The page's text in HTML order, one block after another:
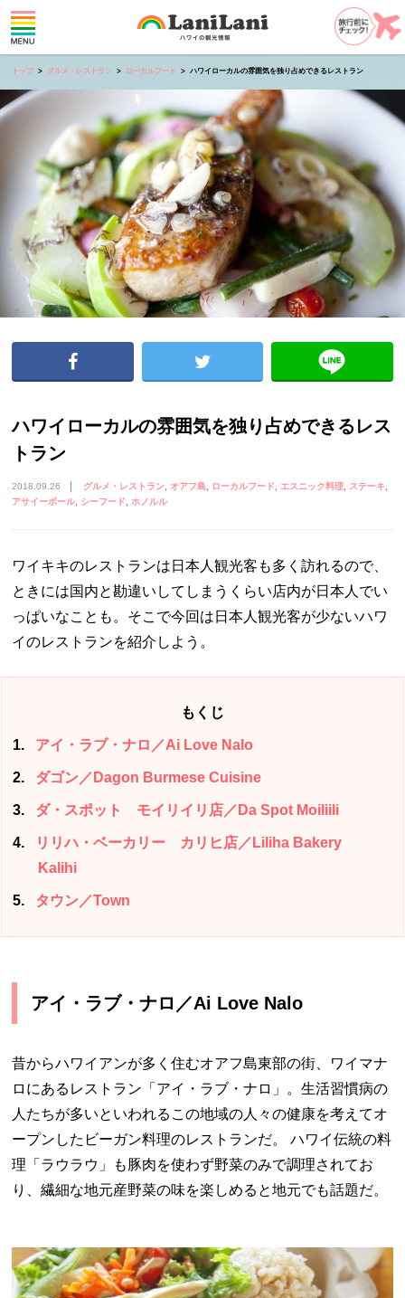
トップ グルメ・レストラン ローカルフード ハワイローカルの雰囲気を独り占めできるレストラン
ハワイローカルの雰囲気を独り占めできるレス
トラン
2018.09.26 グルメ・レストラン オアフ島 ローカルフード エスニック料理
ステーキ
アサイーボール シーフード ホノルル
ワイキキのレストランは日本人観光客も多く訪れるので、
ときには国内と勘違いしてしまうくらい店内が日本人でい
っぱいなことも。そこで今回は日本人観光客が少ないハワ
イのレストランを紹介しよう。
もくじ
1 アイ・ラブ・ナロ／Ai Love Nalo
2 ダゴン／Dagon Burmese Cuisine
3 ダ・スポット モイリイリ店／Da Spot Moiliili
4
リリハ・ベーカリー カリヒ店／Liliha Bakery
Kalihi
5 タウン／Town
アイ・ラブ・ナロ／Ai Love Nalo
昔からハワイアンが多く住むオアフ島東部の街、ワイマナ
ロにあるレストラン「アイ・ラブ・ナロ」。生活習慣病の
人たちが多いといわれるこの地域の人々の健康を考えてオ
ープンしたビーガン料理のレストランだ。 ハワイ伝統の料
理「ラウラウ」も豚肉を使わず野菜のみで調理されてお
り、繊細な地元産野菜の味を楽しめると地元でも話題だ。